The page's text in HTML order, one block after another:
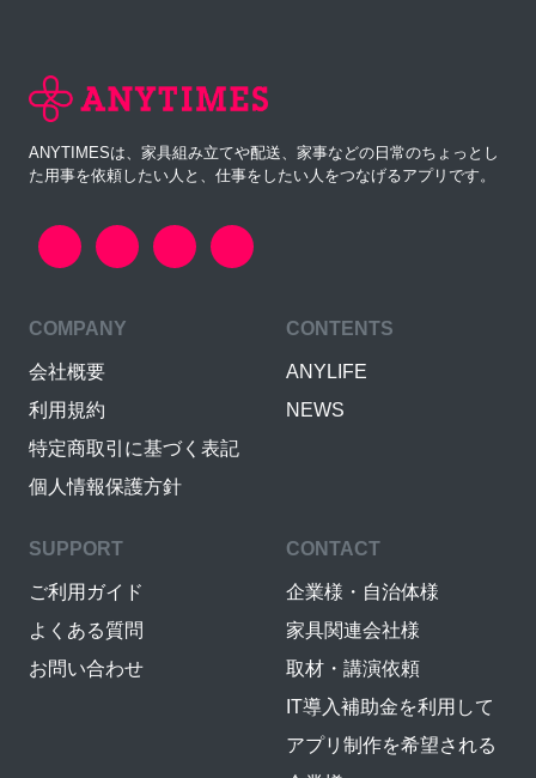
ANYTIMESは、家具組み立てや配送、家事などの日常のちょっとし
た用事を依頼したい人と、仕事をしたい人をつなげるアプリです。
COMPANY
会社概要
利用規約
特定商取引に基づく表記
個人情報保護方針
CONTENTS
ANYLIFE
NEWS
SUPPORT
ご利用ガイド
よくある質問
お問い合わせ
CONTACT
企業様・自治体様
家具関連会社様
取材・講演依頼
IT導入補助金を利用して
アプリ制作を希望される